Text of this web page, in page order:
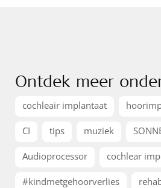
Ontdek meer
cochleair implantaat
CI tips muziek
Audioprocessor cochlear
#kindmetgehoorverlies